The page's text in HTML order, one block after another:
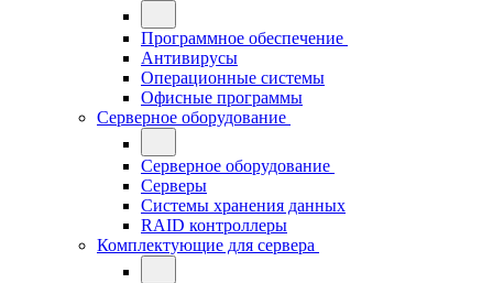
Программное обеспечение
Антивирусы
Операционные системы
Офисные программы
Серверное оборудование
Серверное оборудование
Серверы
Системы хранения данных
RAID контроллеры
Комплектующие для сервера